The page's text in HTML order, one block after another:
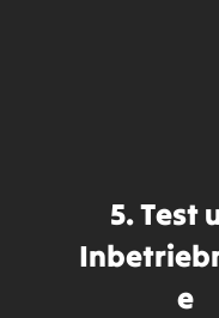
5. Test
e